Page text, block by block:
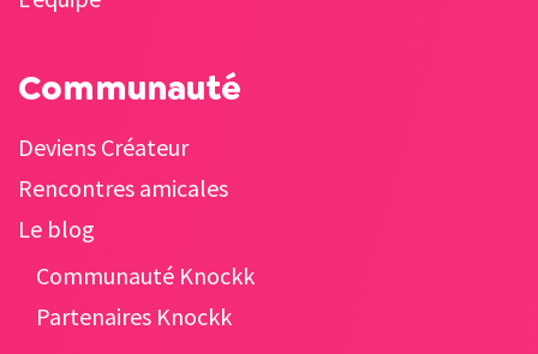
Communauté
Deviens Créateur
Rencontres amicales
Le blog
Communauté Knockk
Partenaires Knockk